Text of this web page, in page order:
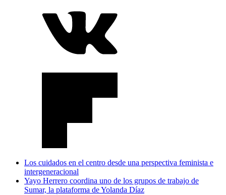
Los cuidados en el centro desde una perspectiva feminista e
intergeneracional
Yayo Herrero coordina uno de los grupos de trabajo de
Sumar, la plataforma de Yolanda Díaz